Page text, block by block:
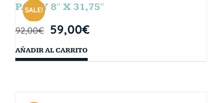
SALE!
PARTY 8″ X 31,75″
92,00€ 59,00€
AÑADIR AL CARRITO